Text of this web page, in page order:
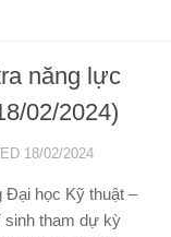
năng lực
02/2024)
18/02/2024
học Kỹ thuật –
sinh tham dự kỳ